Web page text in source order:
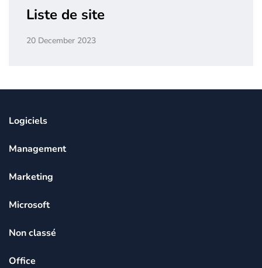
Liste de site
20 December 2023
Logiciels
Management
Marketing
Microsoft
Non classé
Office